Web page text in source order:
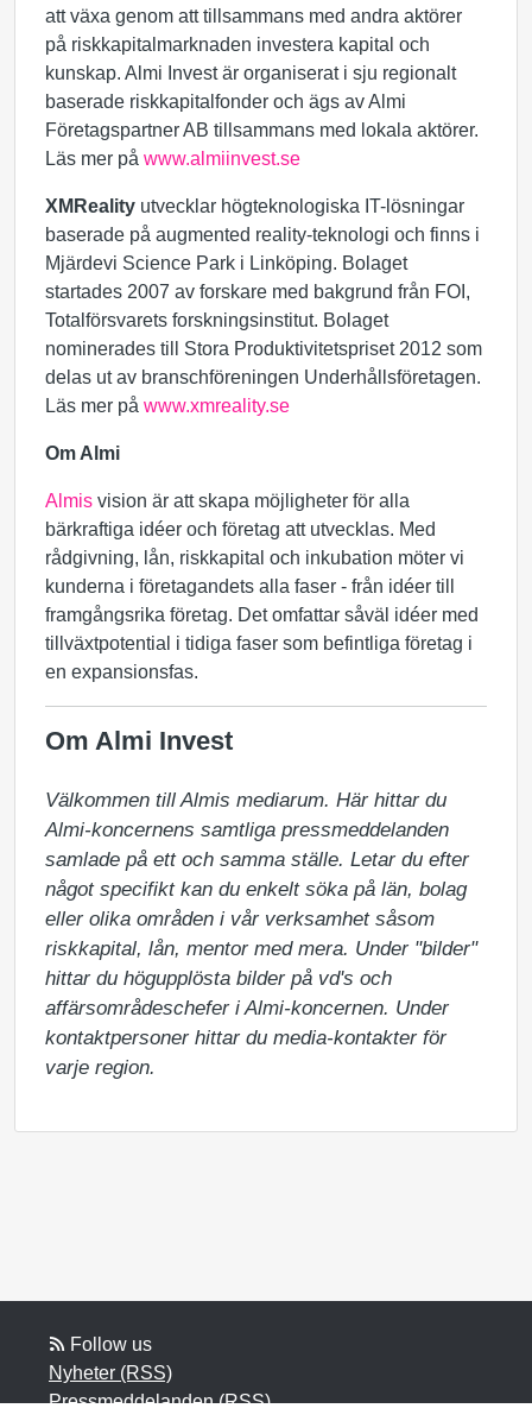
att växa genom att tillsammans med andra aktörer
på riskkapitalmarknaden investera kapital och
kunskap. Almi Invest är organiserat i sju regionalt
baserade riskkapitalfonder och ägs av Almi
Företagspartner AB tillsammans med lokala aktörer.
Läs mer på www.almiinvest.se
XMReality utvecklar högteknologiska IT-lösningar
baserade på augmented reality-teknologi och finns i
Mjärdevi Science Park i Linköping. Bolaget
startades 2007 av forskare med bakgrund från FOI,
Totalförsvarets forskningsinstitut. Bolaget
nominerades till Stora Produktivitetspriset 2012 som
delas ut av branschföreningen Underhållsföretagen.
Läs mer på www.xmreality.se
Om Almi
Almis vision är att skapa möjligheter för alla
bärkraftiga idéer och företag att utvecklas. Med
rådgivning, lån, riskkapital och inkubation möter vi
kunderna i företagandets alla faser - från idéer till
framgångsrika företag. Det omfattar såväl idéer med
tillväxtpotential i tidiga faser som befintliga företag i
en expansionsfas.
Om Almi Invest
Välkommen till Almis mediarum. Här hittar du
Almi-koncernens samtliga pressmeddelanden
samlade på ett och samma ställe. Letar du efter
något specifikt kan du enkelt söka på län, bolag
eller olika områden i vår verksamhet såsom
riskkapital, lån, mentor med mera. Under "bilder"
hittar du högupplösta bilder på vd's och
affärsområdeschefer i Almi-koncernen. Under
kontaktpersoner hittar du media-kontakter för
varje region.
Follow us
Nyheter (RSS)
Pressmeddelanden (RSS)